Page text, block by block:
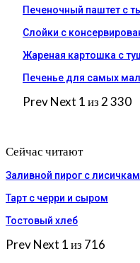
Печеночный паштет с
Слойки с
Жареная картошка с
Печенье для самых
PrevNext 1 из 2 330
Сейчас читают
Заливной пирог с
Тарт с черри и сыром
Тостовый хлеб
PrevNext 1 из 716